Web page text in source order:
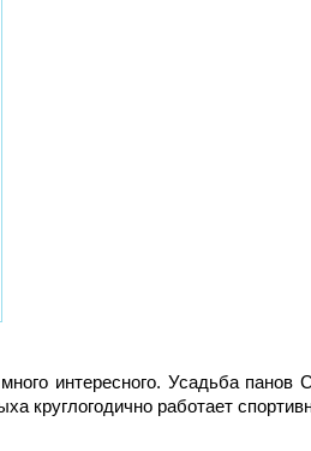
интересного. Усадьба
круглогодично работает